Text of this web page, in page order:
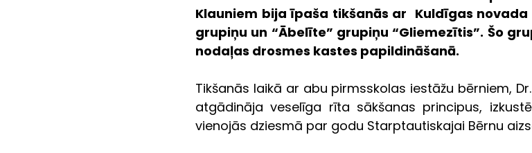
Klauniem bija īpaša tikšanās ar  Kuldīgas novada
grupiņu un “Ābelīte” grupiņu “Gliemezītis”. Šo
nodaļas drosmes kastes papildināšanā.
Tikšanās laikā ar abu pirmsskolas iestāžu bērniem,
atgādināja veselīga rīta sākšanas principus,
vienojās dziesmā par godu Starptautiskajai Bērnu